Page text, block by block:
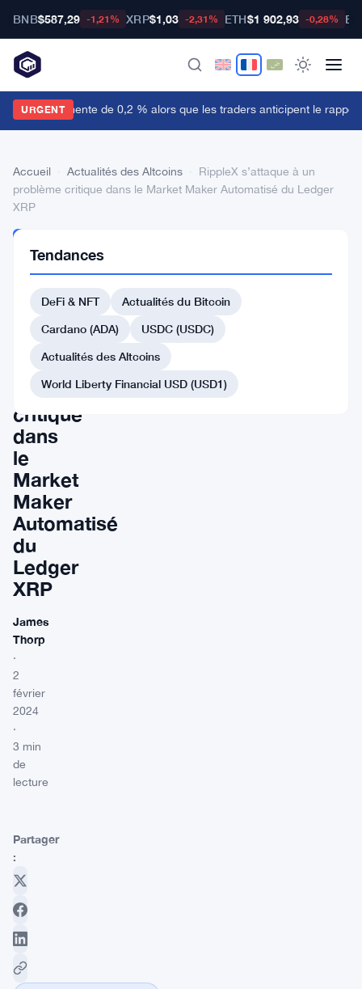
BNB$587,29 -1,21% XRP$1,03 -2,31% ETH$1 902,93 -0,28%
URGENT
dollar augmente de 0,2 % alors que les traders anticipent le rapport
Accueil Actualités des Altcoins
RippleX s’attaque à un
problème critique dans le Market Maker Automatisé du Ledger
XRP
DES
ALTCOINS
RippleX
s’attaque
problème
critique
dans
le
Market
Maker
Automatisé
du
Ledger
XRP
James
Thorp
·
2
février
2024
·
3 min
de
lecture
Partager
:
Tendances
DeFi & NFT
Actualités du Bitcoin
Cardano (ADA)
USDC (USDC)
Actualités des Altcoins
World Liberty Financial USD (USD1)